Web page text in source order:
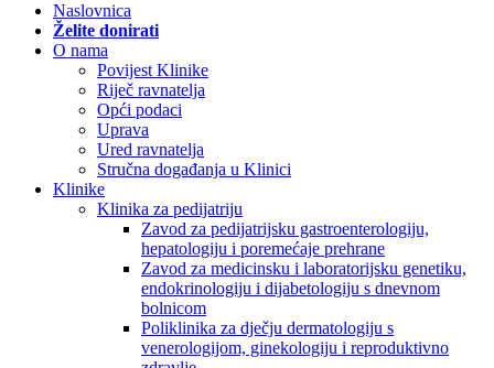
Naslovnica
Želite donirati
O nama
Povijest Klinike
Riječ ravnatelja
Opći podaci
Uprava
Ured ravnatelja
Stručna događanja u Klinici
Klinike
Klinika za pedijatriju
Zavod za pedijatrijsku gastroenterologiju,
hepatologiju i poremećaje prehrane
Zavod za medicinsku i laboratorijsku genetiku,
endokrinologiju i dijabetologiju s dnevnom
bolnicom
Poliklinika za dječju dermatologiju s
venerologijom, ginekologiju i reproduktivno